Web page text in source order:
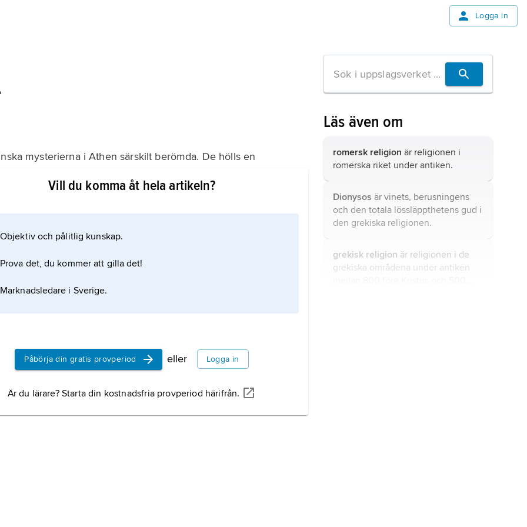
Logga in
mysterierna i Athen särskilt berömda. De hölls en
och Kore. De eleusinska mysterierna bestod
som alla kunde se. Även slavar kunde bli
Vill du komma åt hela artikeln?
Objektiv och pålitlig kunskap.
Prova det, du kommer att gilla det!
Marknadsledare i Sverige.
Påbörja din gratis provperiod eller Logga in
Är du lärare? Starta din kostnadsfria provperiod härifrån.
Läs även om
romersk religion är religionen i
romerska riket under antiken.
Dionysos är vinets, berusningens
och den totala lössläppthetens gud i
den grekiska religionen.
grekisk religion är religionen i de
grekiska områdena under antiken